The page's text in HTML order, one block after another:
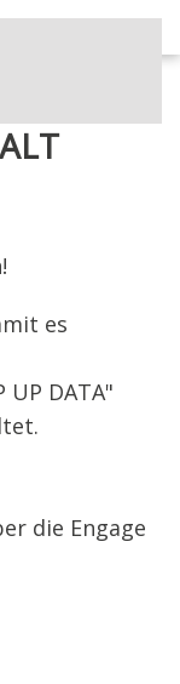
es
UP DATA"
die Engage